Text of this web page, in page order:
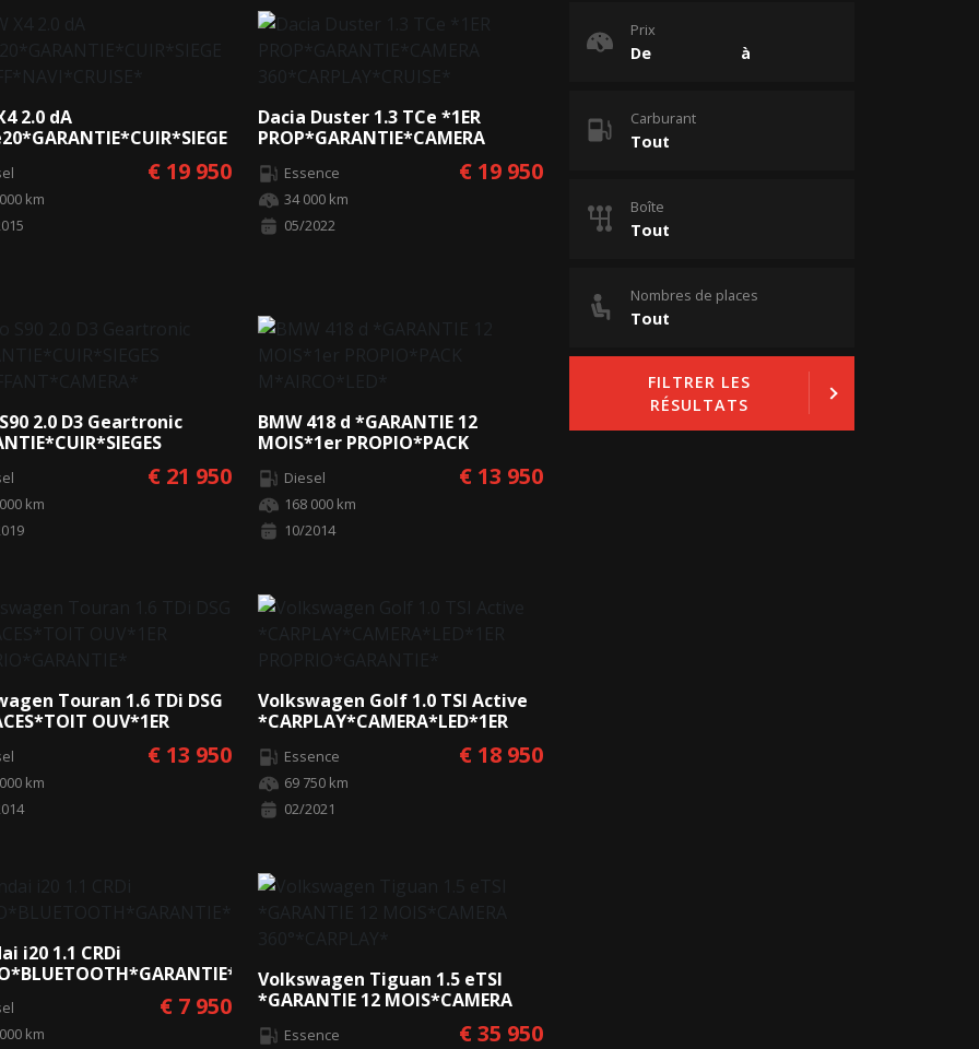
2.0 dA
km
€ 19 950
Dacia Duster 1.3 TCe *1ER
PROP*GARANTIE*CAMERA
Essence
34 000 km
05/2022
€ 19 950
2.0 D3 Geartronic
km
€ 21 950
BMW 418 d *GARANTIE 12
MOIS*1er PROPIO*PACK
Diesel
168 000 km
10/2014
€ 13 950
Touran 1.6 TDi DSG
OUV*1ER
km
€ 13 950
Volkswagen Golf 1.0 TSI Active
*CARPLAY*CAMERA*LED*1ER
Essence
69 750 km
02/2021
€ 18 950
i20 1.1 CRDi
km
€ 7 950
Volkswagen Tiguan 1.5 eTSI
*GARANTIE 12 MOIS*CAMERA
Essence
€ 35 950
Prix
Carburant
Boîte
Nombres de places
FILTRER LES
RÉSULTATS